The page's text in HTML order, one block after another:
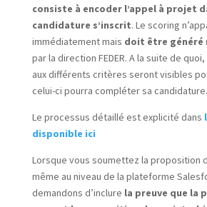
consiste à encoder l’appel à projet
candidature s’inscrit. Le scoring
immédiatement mais doit être généré
par la direction FEDER. A la suite de
aux différents critères seront visibles
celui-ci pourra compléter sa candidature.
Le processus détaillé est explicité dans
disponible ici
Lorsque vous soumettez la proposition
même au niveau de la plateforme
demandons d’inclure la preuve que la